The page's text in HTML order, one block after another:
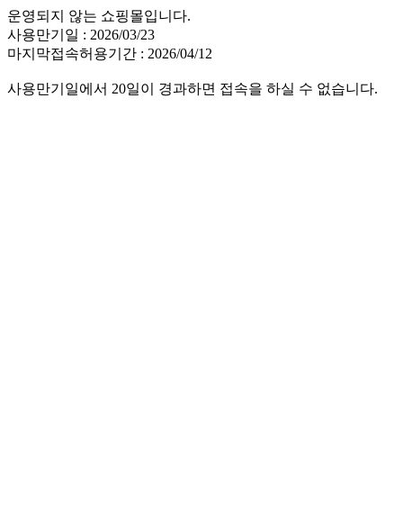
운영되지 않는 쇼핑몰입니다.
사용만기일 : 2026/03/23
마지막접속허용기간 : 2026/04/12
사용만기일에서 20일이 경과하면 접속을 하실 수 없습니다.